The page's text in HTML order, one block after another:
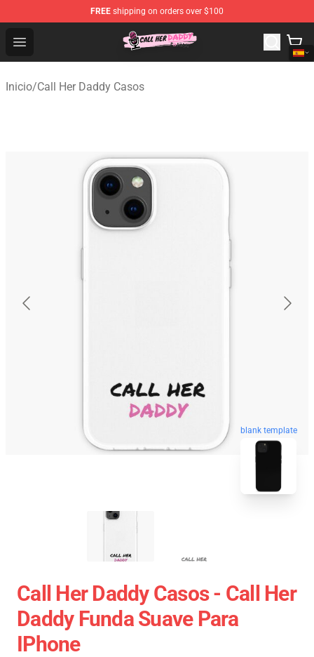
FREE shipping on orders over $100
Open menu
Call Her Daddy Store - Official Call Her Daddy
Inicio/Call Her Daddy Casos
blank template
Call Her Daddy Casos - Call Her
Daddy Funda Suave Para
IPhone